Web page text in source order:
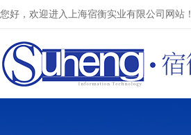
您好，欢迎进入上海宿衡实业有限公司网站！